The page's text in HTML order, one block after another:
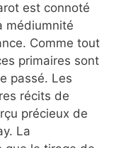
est connoté
médiumnité
Comme tout
primaires sont
passé. Les
récits de
précieux de
La